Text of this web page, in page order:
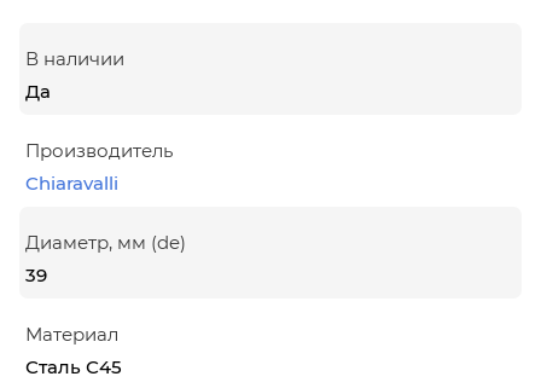
В наличии
Да
Производитель
Chiaravalli
Диаметр, мм (de)
39
Материал
Сталь С45